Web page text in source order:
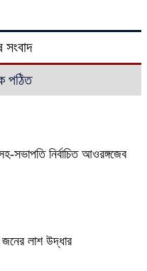
সংবাদ
পঠিত
সভাপতি নির্বাচিত আওরঙ্গজেব
লাশ উদ্ধার